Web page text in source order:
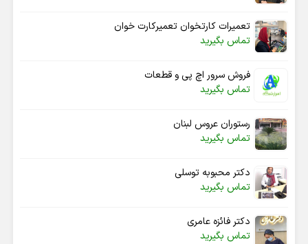
تعمیرات کارتخوان تعمیرکارت خوان
تماس بگیرید
فروش سرور اچ پی و قطعات
تماس بگیرید
رستوران عروس لبنان
تماس بگیرید
دکتر محبوبه توسلی
تماس بگیرید
دکتر فائزه عامری
تماس بگیرید